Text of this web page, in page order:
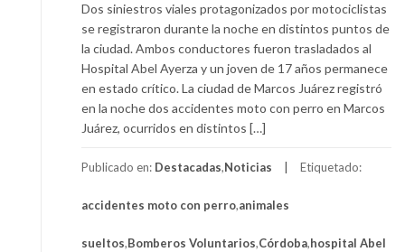
Dos siniestros viales protagonizados por motociclistas
se registraron durante la noche en distintos puntos de
la ciudad. Ambos conductores fueron trasladados al
Hospital Abel Ayerza y un joven de 17 años permanece
en estado crítico. La ciudad de Marcos Juárez registró
en la noche dos accidentes moto con perro en Marcos
Juárez, ocurridos en distintos […]
Publicado en: Destacadas,Noticias Etiquetado:
accidentes moto con perro,animales
sueltos,Bomberos Voluntarios,Córdoba,hospital Abel